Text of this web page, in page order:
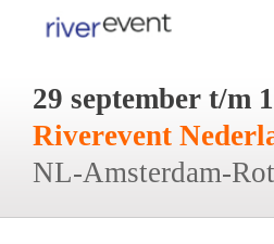
29 september t/m
Riverevent
NL-Amsterdam-